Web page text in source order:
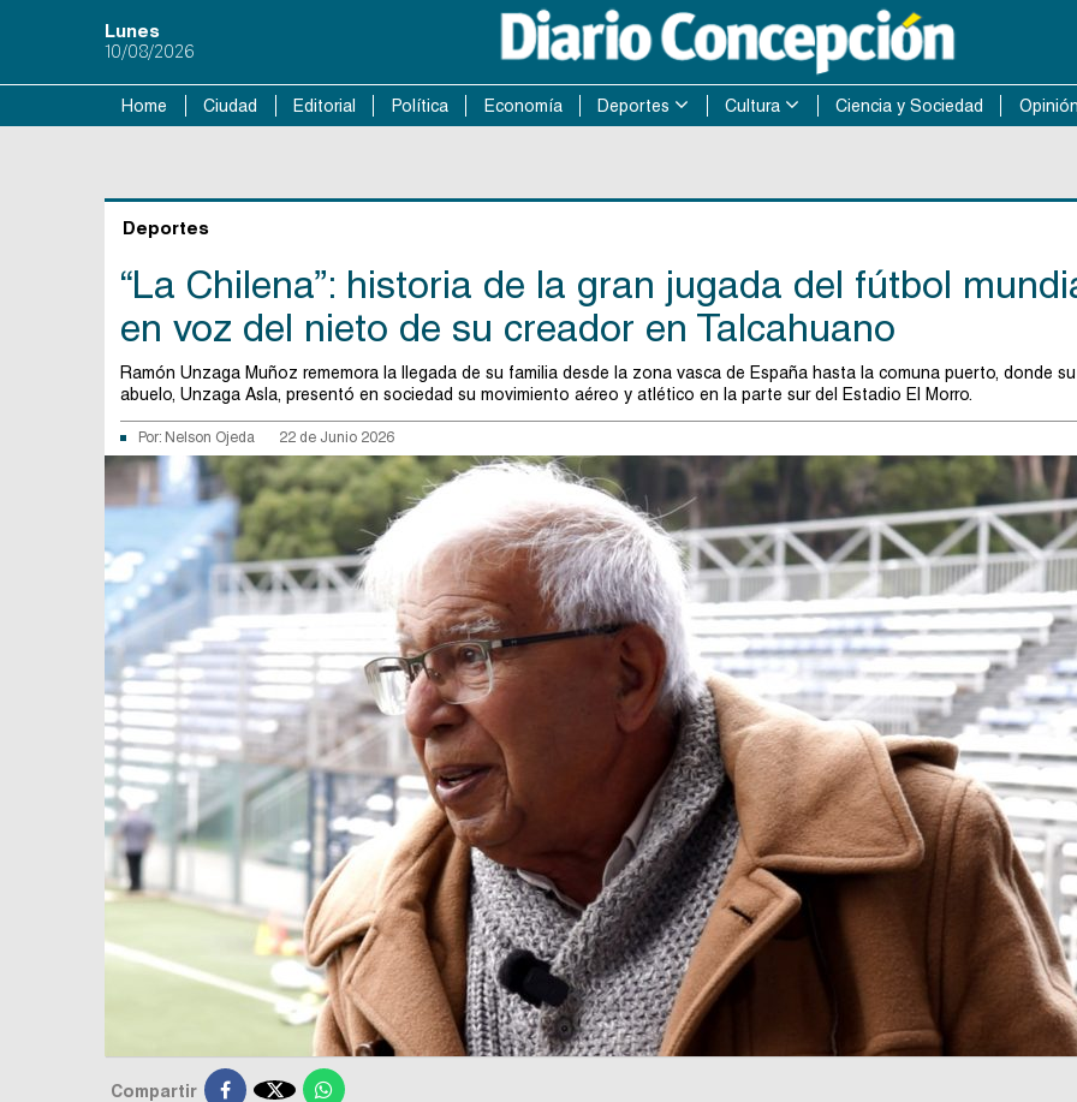
Lunes
10/08/2026
Home Ciudad Editorial Política Economía Deportes Cultura Ciencia y Sociedad Opinión
Deportes
“La Chilena”: historia de la gran jugada del fútbol
en voz del nieto de su creador en Talcahuano
Ramón Unzaga Muñoz rememora la llegada de su familia desde la zona vasca de España hasta la comuna puerto, donde su
abuelo, Unzaga Asla, presentó en sociedad su movimiento aéreo y atlético en la parte sur del Estadio El Morro.
Por: Nelson Ojeda 22 de Junio 2026
Compartir 